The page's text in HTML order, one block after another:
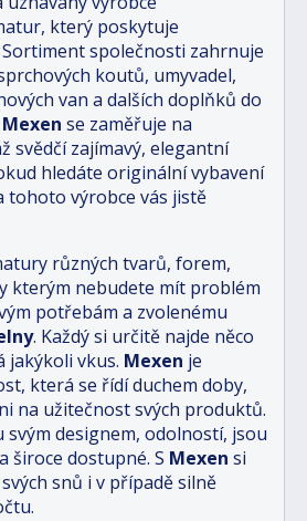
který poskytuje
společnosti zahrnuje
koutů, umyvadel,
van a dalších doplňků do
Mexen se zaměřuje na
svědčí zajímavý, elegantní
hledáte originální vybavení
tohoto výrobce vás jistě
různých tvarů, forem,
kterým nebudete mít problém
potřebám a zvolenému
. Každý si určitě najde něco
jakýkoli vkus. Mexen je
která se řídí duchem doby,
na užitečnost svých produktů.
designem, odolností, jsou
široce dostupné. S Mexen si
snů i v případě silně